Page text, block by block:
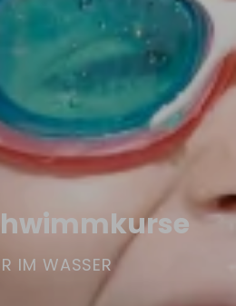
IM WASSER